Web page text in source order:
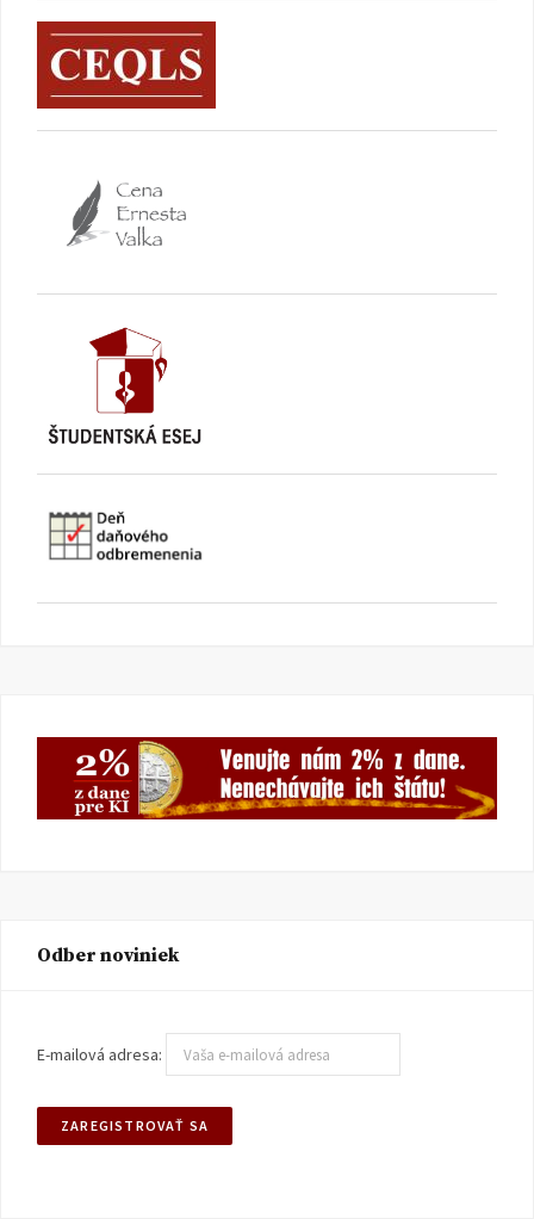
Odber noviniek
E-mailová adresa: